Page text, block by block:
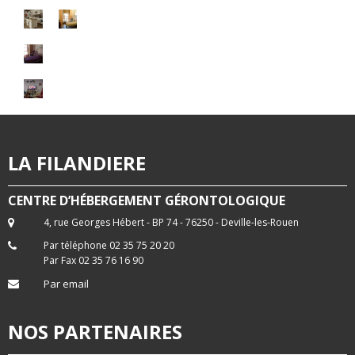
LA FILANDIERE
CENTRE D’HÉBERGEMENT GÉRONTOLOGIQUE
4, rue Georges Hébert - BP 74 - 76250 - Deville-les-Rouen
Par téléphone 02 35 75 20 20
Par Fax 02 35 76 16 90
Par email
NOS PARTENAIRES